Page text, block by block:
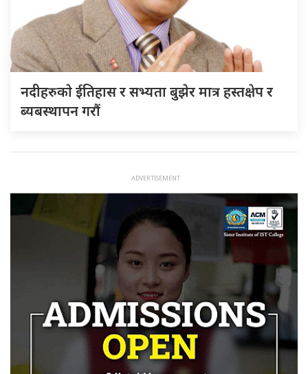
नदीहरुकाे ईतिहास र सभ्यता बुझेर मात्र हस्तक्षेप र
ब्यबस्थापन गराैं